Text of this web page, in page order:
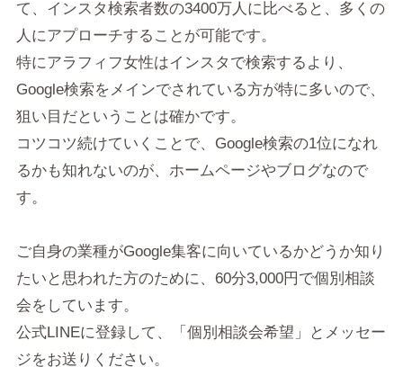
て、インスタ検索者数の3400万人に比べると、多くの
人にアプローチすることが可能です。
特にアラフィフ女性はインスタで検索するより、
Google検索をメインでされている方が特に多いので、
狙い目だということは確かです。
コツコツ続けていくことで、Google検索の1位になれ
るかも知れないのが、ホームページやブログなので
す。
ご自身の業種がGoogle集客に向いているかどうか知り
たいと思われた方のために、60分3,000円で個別相談
会をしています。
公式LINEに登録して、「個別相談会希望」とメッセー
ジをお送りください。